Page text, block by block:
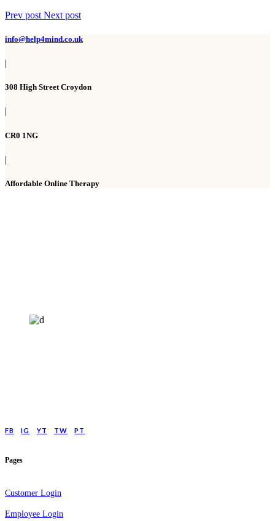
Prev post Next post
info@help4mind.co.uk
|
308 High Street Croydon
CR0 1NG
|
Affordable Online Therapy
FB IG YT TW PT
Pages
Customer Login
Employee Login